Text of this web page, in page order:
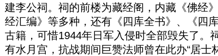
建李公祠。祠的前楼为藏经阁，内藏《佛经
经汇编》等多种，还有《四库全书》、《四
古籍，可惜1944年日军入侵时全部毁失了。
有水月宫，抗战期间巨赞法师曾在此办“居士